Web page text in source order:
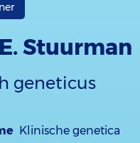
Stuurman
geneticus
Klinische genetica